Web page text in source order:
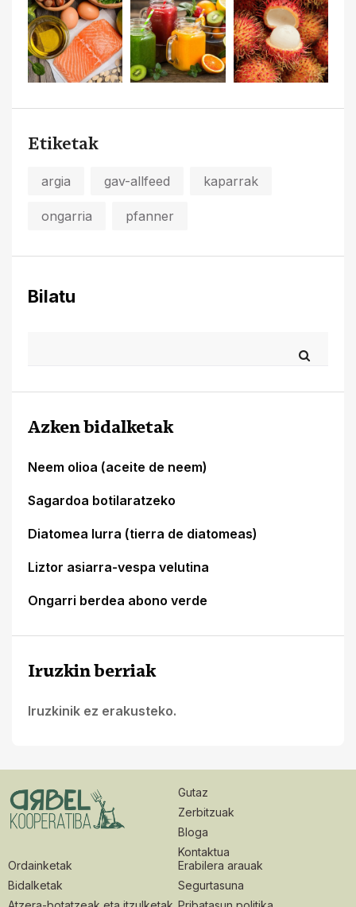
Etiketak
argia gav-allfeed kaparrak
ongarria pfanner
Bilatu
Azken bidalketak
Neem olioa (aceite de neem)
Sagardoa botilaratzeko
Diatomea lurra (tierra de diatomeas)
Liztor asiarra-vespa velutina
Ongarri berdea abono verde
Iruzkin berriak
Iruzkinik ez erakusteko.
Gutaz
Zerbitzuak
Bloga
Kontaktua
Ordainketak
Bidalketak
Erabilera arauak
Segurtasuna